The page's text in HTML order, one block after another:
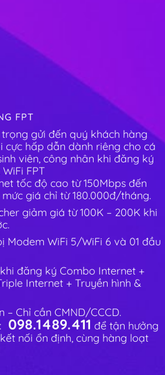
FPT
gửi đến quý khách hàng
cực hấp dẫn dành riêng cho cá
viên, công nhân khi đăng ký
FPT
tốc độ cao từ 150Mbps đến
giá chỉ từ 180.000đ/tháng.
giảm giá từ 100K – 200K khi
Modem WiFi 5/WiFi 6 và 01 đầu
đăng ký Combo Internet +
Internet + Truyền hình &
– Chỉ cần CMND/CCCD.
098.1489.411 để tận hưởng
nối ổn định, cùng hàng loạt